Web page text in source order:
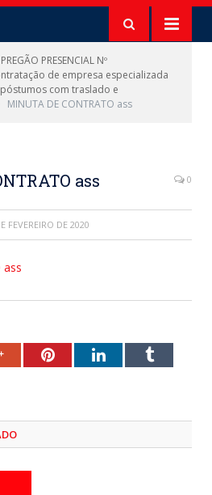
PREGÃO PRESENCIAL Nº
de empresa especializada
com traslado e
MINUTA DE CONTRATO ass
ass 0
FEVEREIRO DE 2020
ass
Google+PinterestLinkedInTumblr